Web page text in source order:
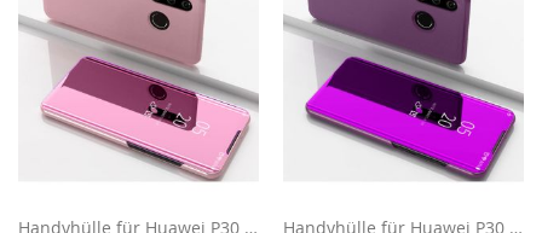
Handyhülle für Huawei P30 Lite - Rosa Handyhülle für Huawei P30 Lite - Pink